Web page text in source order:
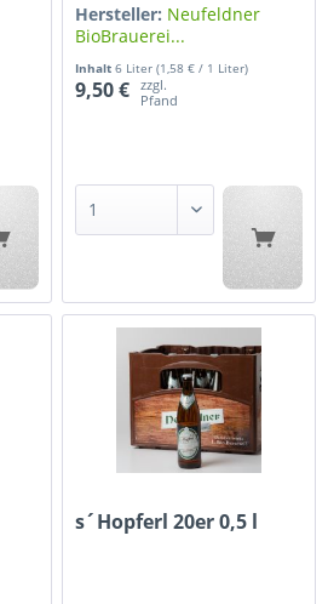
Hersteller: Neufeldner
BioBrauerei...
Inhalt6 Liter(1,58 € / 1 Liter)
9,50 €
zzgl.
Pfand
s´Hopferl 20er 0,5 l